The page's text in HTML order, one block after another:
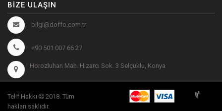
BIZE ULAŞIN
bilgi@doffo.com.tr
+90 501 007 66 27
Horozluhan Mah. Hizarcı Sok. 3 Selçuklu, Konya
Telif Hakkı
2018. Tüm
hakları saklıdır.